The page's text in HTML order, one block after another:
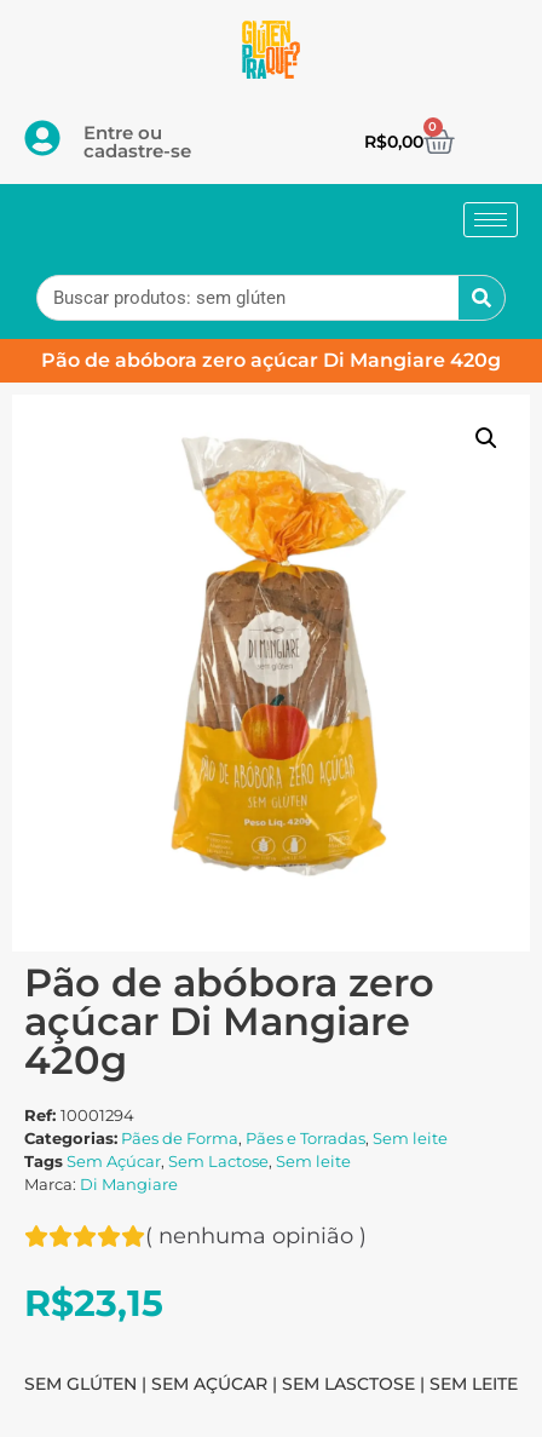
Entre ou
cadastre-se R$0,00
0
Pão de abóbora zero açúcar Di Mangiare 420g
Pão de abóbora zero
açúcar Di Mangiare
420g
Ref: 10001294
Categorias: Pães de Forma, Pães e Torradas, Sem leite
TagsSem Açúcar, Sem Lactose, Sem leite
Marca: Di Mangiare
( nenhuma opinião )
R$23,15
SEM GLÚTEN | SEM AÇÚCAR | SEM LASCTOSE | SEM LEITE